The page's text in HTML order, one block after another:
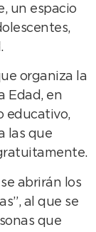
un espacio
organiza la
Edad, en
educativo,
las que
abrirán los
al que se
que